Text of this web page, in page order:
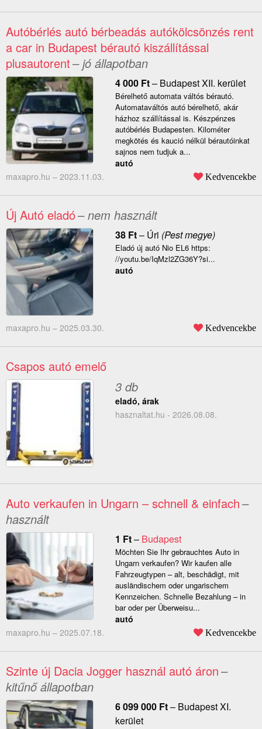
Autóbérlés autó bérbeadás autókölcsönzés rent
a car in Budapest bérautó kiszállítással
plusautorent– jó állapotban
4 000 Ft– Budapest XII. kerület
Bérelhető automata váltós bérautó.
Automataváltós autó bérelhető, akár
házhoz szállítással is. Készpénzes
autóbérlés Budapesten. Kilométer
megkötés és kaució nélkül bérautóinkat
sajnos nem tudjuk a...
autó
maxapro.hu – 2023.11.03. Kedvencekbe
Új Autó eladó– nem használt
38 Ft– Úri (Pest megye)
Eladó új autó Nio EL6 https:
//youtu.be/IqMzl2ZG36Y?si...
autó
maxapro.hu – 2025.03.30. Kedvencekbe
Csapos autó emelő
3 db
eladó, árak
hasznaltat.hu - 2026.08.08.
Auto verkaufen in Ungarn – schnell & einfach–
használt
1 Ft– Budapest
Möchten Sie Ihr gebrauchtes Auto in
Ungarn verkaufen? Wir kaufen alle
Fahrzeugtypen – alt, beschädigt, mit
ausländischem oder ungarischem
Kennzeichen. Schnelle Bezahlung – in
bar oder per Überweisu...
autó
maxapro.hu – 2025.07.18. Kedvencekbe
Szinte új Dacia Jogger használ autó áron–
kitűnő állapotban
6 099 000 Ft– Budapest XI.
kerület